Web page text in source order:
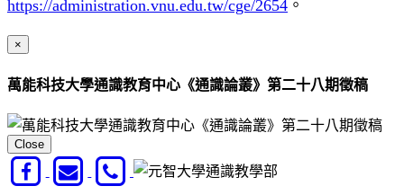
https://administration.vnu.edu.tw/cge/2654 。
×
萬能科技大學通識教育中心《通識論叢》第二十八期徵稿
Close